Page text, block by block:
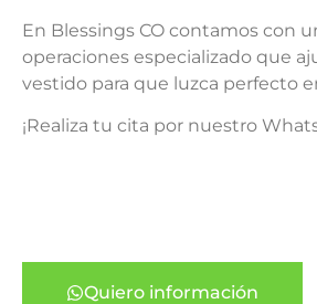
En Blessings CO contamos con
operaciones especializado que
vestido para que luzca perfecto
¡Realiza tu cita por nuestro
Quiero información